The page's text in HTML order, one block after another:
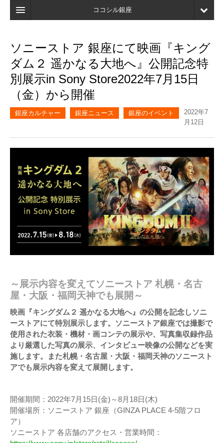
ココシル銀座
検索
店舗・施設最新情報
口コミ
マイページ
ソニーストア 銀座にて映画『キング
ダム２ 遥かなる大地へ』公開記念特
別展示in Sony Store2022年7月15日
（金）から開催
銀座カルチャー 銀座ニュース 銀座のイベント
2022年7
月12日
～展示内容を変えてソニーストア 札幌・名古
屋・大阪・福岡天神でも展開～
映画『キングダム２ 遥かなる大地へ』の公開を記念しソニ
ーストアにて特別展示します。ソニーストア銀座では撮影で
使用された衣装・機材・画コンテの展示や、写真集収録作品
より厳選した写真の展示、インタビュー映像の公開などを実
施します。また札幌・名古屋・大阪・福岡天神のソニースト
アでも展示内容を変えて展開します。
開催期間：2022年7月15日(金)～8月18日(木)
開催場所：ソニーストア 銀座（GINZA PLACE 4-5階フロ
ア）
ソニーストア 各店舗のアクセス・営業時間：